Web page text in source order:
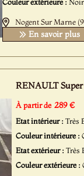
Nogent Sur Marne
En savoir plus
RENAULT Super
À partir de 289 €
Etat intérieur :Très
Couleur intérieure :
Etat extérieur :Très
Couleur extérieure :